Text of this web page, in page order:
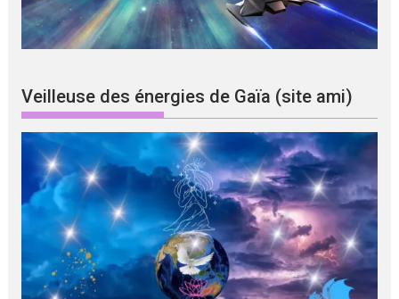
Veilleuse des énergies de Gaïa (site ami)